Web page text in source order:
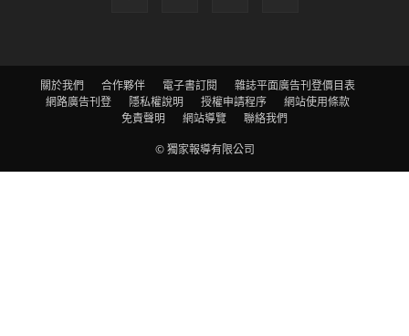
關於我們 合作夥伴 電子書訂閱
雜誌平面廣告刊登價目表
網路廣告刊登
隱私權說明 授權申請程序
網站使用條款
免責聲明
網站導覽
聯絡我們
© 獨家報導有限公司